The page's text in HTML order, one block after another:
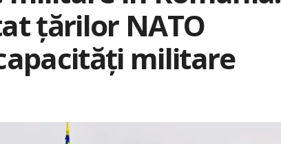
țărilor NATO
militare